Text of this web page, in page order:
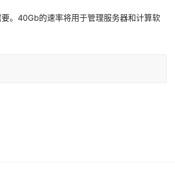
。40Gb的速率将用于管理服务器和计算软